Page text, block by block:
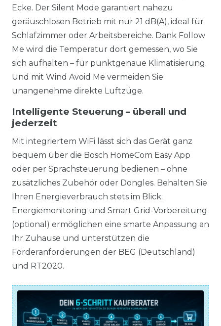
Ecke. Der Silent Mode garantiert nahezu
geräuschlosen Betrieb mit nur 21 dB(A), ideal für
Schlafzimmer oder Arbeitsbereiche. Dank Follow
Me wird die Temperatur dort gemessen, wo Sie
sich aufhalten – für punktgenaue Klimatisierung.
Und mit Wind Avoid Me vermeiden Sie
unangenehme direkte Luftzüge.
Intelligente Steuerung – überall und
jederzeit
Mit integriertem WiFi lässt sich das Gerät ganz
bequem über die Bosch HomeCom Easy App
oder per Sprachsteuerung bedienen – ohne
zusätzliches Zubehör oder Dongles. Behalten Sie
Ihren Energieverbrauch stets im Blick:
Energiemonitoring und Smart Grid-Vorbereitung
(optional) ermöglichen eine smarte Anpassung an
Ihr Zuhause und unterstützen die
Förderanforderungen der BEG (Deutschland)
und RT2020.